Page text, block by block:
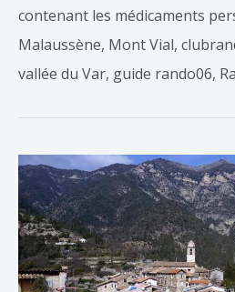
contenant les médicaments
Malaussène, Mont Vial,
vallée du Var, guide rando06,